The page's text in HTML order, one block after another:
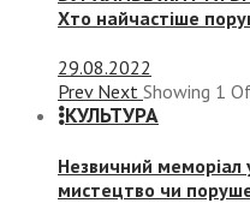
Хто найчастіше
29.08.2022
Prev Next Showing 1
КУЛЬТУРА
Незвичний меморіал
мистецтво чи